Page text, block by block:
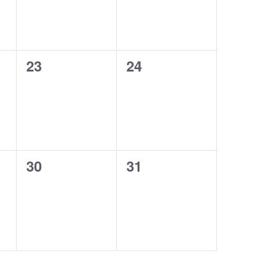
0
23
0
24
0
30
0
31